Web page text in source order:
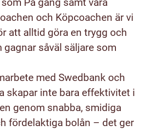
På gång samt våra
och Köpcoachen är vi
att alltid göra en trygg och
gagnar såväl säljare som
med Swedbank och
skapar inte bara effektivitet i
genom snabba, smidiga
fördelaktiga bolån – det ger